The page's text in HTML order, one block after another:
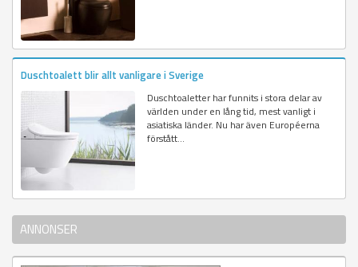
Duschtoalett blir allt vanligare i Sverige
Duschtoaletter har funnits i stora delar av
världen under en lång tid, mest vanligt i
asiatiska länder. Nu har även Européerna
förstått...
ANNONSER